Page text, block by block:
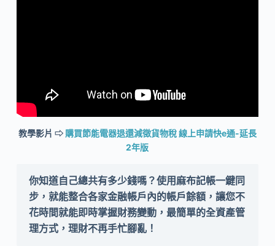
教學影片 ⇨ 購買節能電器退還減徵貨物稅 線上申請快e通-延長
2年版
你知道自己總共有多少錢嗎？使用麻布記帳一鍵同
步，就能整合各家金融帳戶內的帳戶餘額，讓您不
花時間就能即時掌握財務變動，最簡單的全資產管
理方式，理財不再手忙腳亂！